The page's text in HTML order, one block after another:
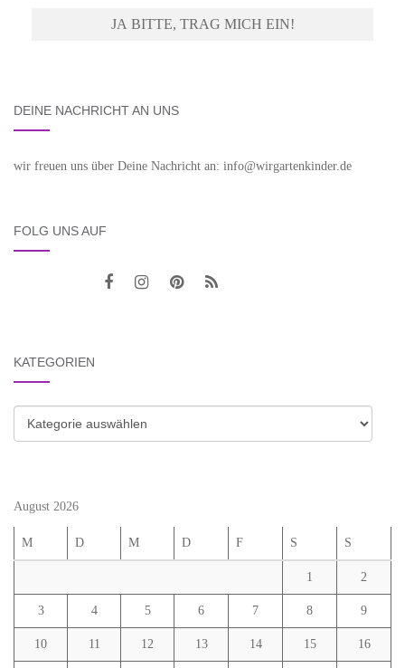
DEINE NACHRICHT AN UNS
wir freuen uns über Deine Nachricht an: info@wirgartenkinder.de
FOLG UNS AUF
KATEGORIEN
Kategorien
August 2026
M D M D F S S
1 2
3 4 5 6 7 8 9
10 11 12 13 14 15 16